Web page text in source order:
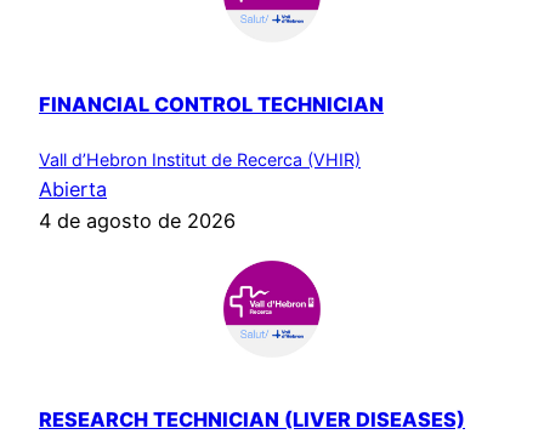
FINANCIAL CONTROL TECHNICIAN
Vall d’Hebron Institut de Recerca (VHIR)
Abierta
4 de agosto de 2026
RESEARCH TECHNICIAN (LIVER DISEASES)